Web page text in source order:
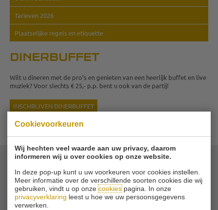
Cookievoorkeuren
Wij hechten veel waarde aan uw privacy, daarom
informeren wij u over cookies op onze website.
In deze pop-up kunt u uw voorkeuren voor cookies instellen.
Meer informatie over de verschillende soorten cookies die wij
gebruiken, vindt u op onzecookiespagina. In onze
privacyverklaring leest u hoe we uw persoonsgegevens
verwerken.
Tarieven 2026
Plaatselijke regels en etiquette
DINERBUFFET
Wilt u dineren met de pro’s en genieten van een heerlijk buffet en live
muziek? Voor slechts € 25,- p.p. bent u ook van de partij!
INSCHRIJVEN DINERBUFFET
© 2026 Golfbaan Schinkelshoek
Zuidbuurt 79 - 3132 KA Vlaardingen|
Tel 010 - 460 21 39
Email